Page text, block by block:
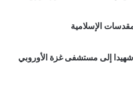
الإسلامية
الاحتلال يواصل جرائمه.. وصول 18 شهيدا إلى مستشفى غزة الأوروبي